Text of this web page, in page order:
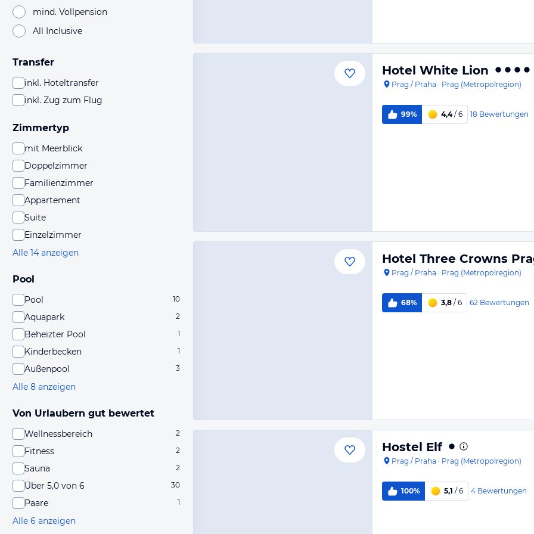
mind. Vollpension
All Inclusive
Transfer
inkl. Hoteltransfer
inkl. Zug zum Flug
Zimmertyp
mit Meerblick
Doppelzimmer
Familienzimmer
Appartement
Suite
Einzelzimmer
Alle 14 anzeigen
Pool
Pool 10
Aquapark 2
Beheizter Pool 1
Kinderbecken 1
Außenpool 3
Alle 8 anzeigen
Von Urlaubern gut bewertet
Wellnessbereich 2
Fitness 2
Sauna 2
Über 5,0 von 6 30
Paare 1
Alle 6 anzeigen
Hotel White Lion
Prag / Praha · Prag (Metropolregion)
99% 4,4/ 6 18 Bewertungen
Hotel Three Crowns
Prag / Praha · Prag (Metropolregion)
68% 3,8 / 6 62 Bewertungen
Hostel Elf
Prag / Praha · Prag (Metropolregion)
100% 5,1 / 6 4 Bewertungen